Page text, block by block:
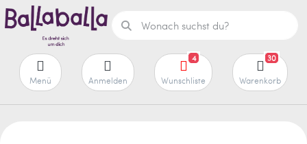
Menü Anmelden
4
Wunschliste
30
Warenkorb